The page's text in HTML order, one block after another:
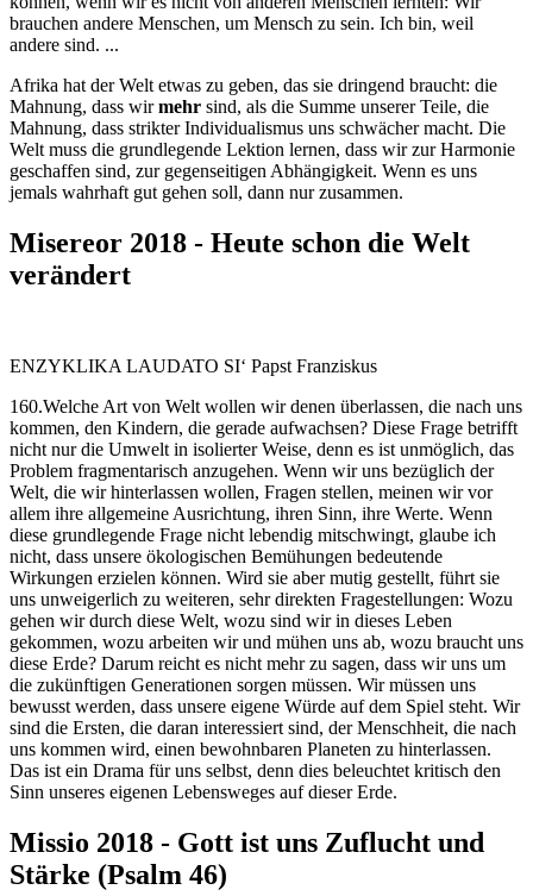
brauchen andere Menschen, um Mensch zu sein. Ich bin, weil
andere sind. ...
Afrika hat der Welt etwas zu geben, das sie dringend braucht: die
Mahnung, dass wirmehr sind, als die Summe unserer Teile, die
Mahnung, dass strikter Individualismus uns schwächer macht. Die
Welt muss die grundlegende Lektion lernen, dass wir zur Harmonie
geschaffen sind, zur gegenseitigen Abhängigkeit. Wenn es uns
jemals wahrhaft gut gehen soll, dann nur zusammen.
Misereor 2018 - Heute schon die Welt
verändert
ENZYKLIKA LAUDATO SI‘ Papst Franziskus
160.Welche Art von Welt wollen wir denen überlassen, die nach uns
kommen, den Kindern, die gerade aufwachsen? Diese Frage betrifft
nicht nur die Umwelt in isolierter Weise, denn es ist unmöglich, das
Problem fragmentarisch anzugehen. Wenn wir uns bezüglich der
Welt, die wir hinterlassen wollen, Fragen stellen, meinen wir vor
allem ihre allgemeine Ausrichtung, ihren Sinn, ihre Werte. Wenn
diese grundlegende Frage nicht lebendig mitschwingt, glaube ich
nicht, dass unsere ökologischen Bemühungen bedeutende
Wirkungen erzielen können. Wird sie aber mutig gestellt, führt sie
uns unweigerlich zu weiteren, sehr direkten Fragestellungen: Wozu
gehen wir durch diese Welt, wozu sind wir in dieses Leben
gekommen, wozu arbeiten wir und mühen uns ab, wozu braucht uns
diese Erde? Darum reicht es nicht mehr zu sagen, dass wir uns um
die zukünftigen Generationen sorgen müssen. Wir müssen uns
bewusst werden, dass unsere eigene Würde auf dem Spiel steht. Wir
sind die Ersten, die daran interessiert sind, der Menschheit, die nach
uns kommen wird, einen bewohnbaren Planeten zu hinterlassen.
Das ist ein Drama für uns selbst, denn dies beleuchtet kritisch den
Sinn unseres eigenen Lebensweges auf dieser Erde.
Missio 2018 - Gott ist uns Zuflucht und
Stärke (Psalm 46)